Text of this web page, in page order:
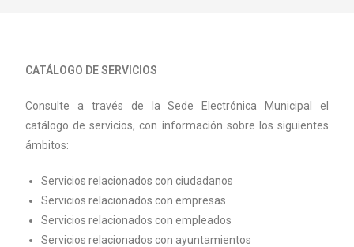
CATÁLOGO DE SERVICIOS
Consulte a través de la Sede Electrónica Municipal el
catálogo de servicios, con información sobre los siguientes
ámbitos:
Servicios relacionados con ciudadanos
Servicios relacionados con empresas
Servicios relacionados con empleados
Servicios relacionados con ayuntamientos